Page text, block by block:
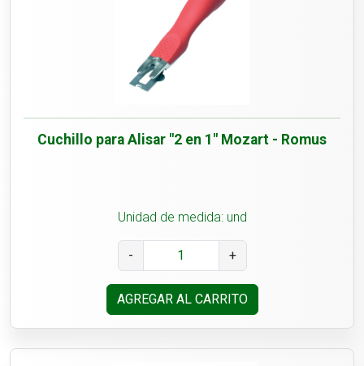
Cuchillo para Alisar "2 en 1" Mozart - Romus
Unidad de medida: und
- +
AGREGAR AL CARRITO